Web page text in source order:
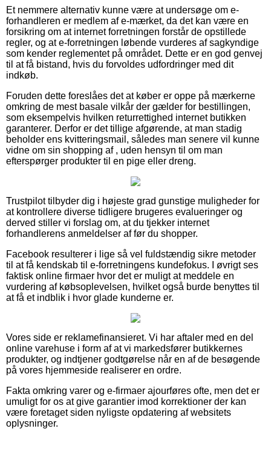
Et nemmere alternativ kunne være at undersøge om e-
forhandleren er medlem af e-mærket, da det kan være en
forsikring om at internet forretningen forstår de opstillede
regler, og at e-forretningen løbende vurderes af sagkyndige
som kender reglementet på området. Dette er en god genvej
til at få bistand, hvis du forvoldes udfordringer med dit
indkøb.
Foruden dette foreslåes det at køber er oppe på mærkerne
omkring de mest basale vilkår der gælder for bestillingen,
som eksempelvis hvilken returrettighed internet butikken
garanterer. Derfor er det tillige afgørende, at man stadig
beholder ens kvitteringsmail, således man senere vil kunne
vidne om sin shopping af , uden hensyn til om man
efterspørger produkter til en pige eller dreng.
Trustpilot tilbyder dig i højeste grad gunstige muligheder for
at kontrollere diverse tidligere brugeres evalueringer og
derved stiller vi forslag om, at du tjekker internet
forhandlerens anmeldelser af før du shopper.
Facebook resulterer i lige så vel fuldstændig sikre metoder
til at få kendskab til e-forretningens kundefokus. I øvrigt ses
faktisk online firmaer hvor det er muligt at meddele en
vurdering af købsoplevelsen, hvilket også burde benyttes til
at få et indblik i hvor glade kunderne er.
Vores side er reklamefinansieret. Vi har aftaler med en del
online varehuse i form af at vi markedsfører butikkernes
produkter, og indtjener godtgørelse når en af de besøgende
på vores hjemmeside realiserer en ordre.
Fakta omkring varer og e-firmaer ajourføres ofte, men det er
umuligt for os at give garantier imod korrektioner der kan
være foretaget siden nyligste opdatering af websitets
oplysninger.